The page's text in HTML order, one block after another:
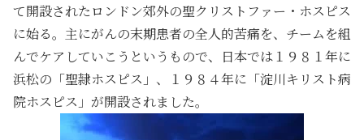
て開設されたロンドン郊外の聖クリストファー・ホスピス
に始る。主にがんの末期患者の全人的苦痛を、チームを組
んでケアしていこうというもので、日本では１９８１年に
浜松の「聖隷ホスピス」、１９８４年に「淀川キリスト病
院ホスピス」が開設されました。